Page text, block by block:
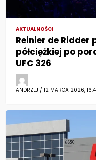
AKTUALNOŚCI
Reinier de
półciężkiej po
UFC 326
ANDRZEJ / 12 MARCA 2026,